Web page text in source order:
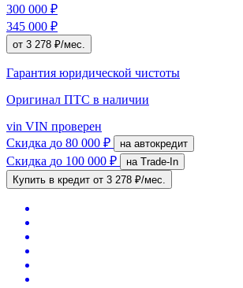
300 000 ₽
345 000 ₽
от 3 278 ₽/мес.
Гарантия юридической чистоты
Оригинал ПТС в наличии
vin VIN проверен
Скидка до 80 000 ₽ на автокредит
Скидка до 100 000 ₽
на Trade-In
Купить в кредит от 3 278 ₽/мес.